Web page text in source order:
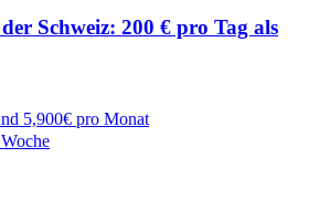
Schweiz: 200 € pro Tag als
5,900€ pro Monat